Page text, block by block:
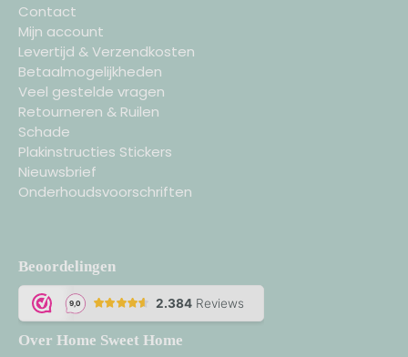
Contact
Mijn account
Levertijd & Verzendkosten
Betaalmogelijkheden
Veel gestelde vragen
Retourneren & Ruilen
Schade
Plakinstructies Stickers
Nieuwsbrief
Onderhoudsvoorschriften
Beoordelingen
Over Home Sweet Home